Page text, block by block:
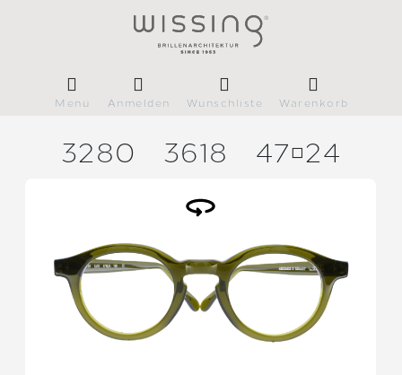
Menü Anmelden Wunschliste Warenkorb
3280 3618 4724